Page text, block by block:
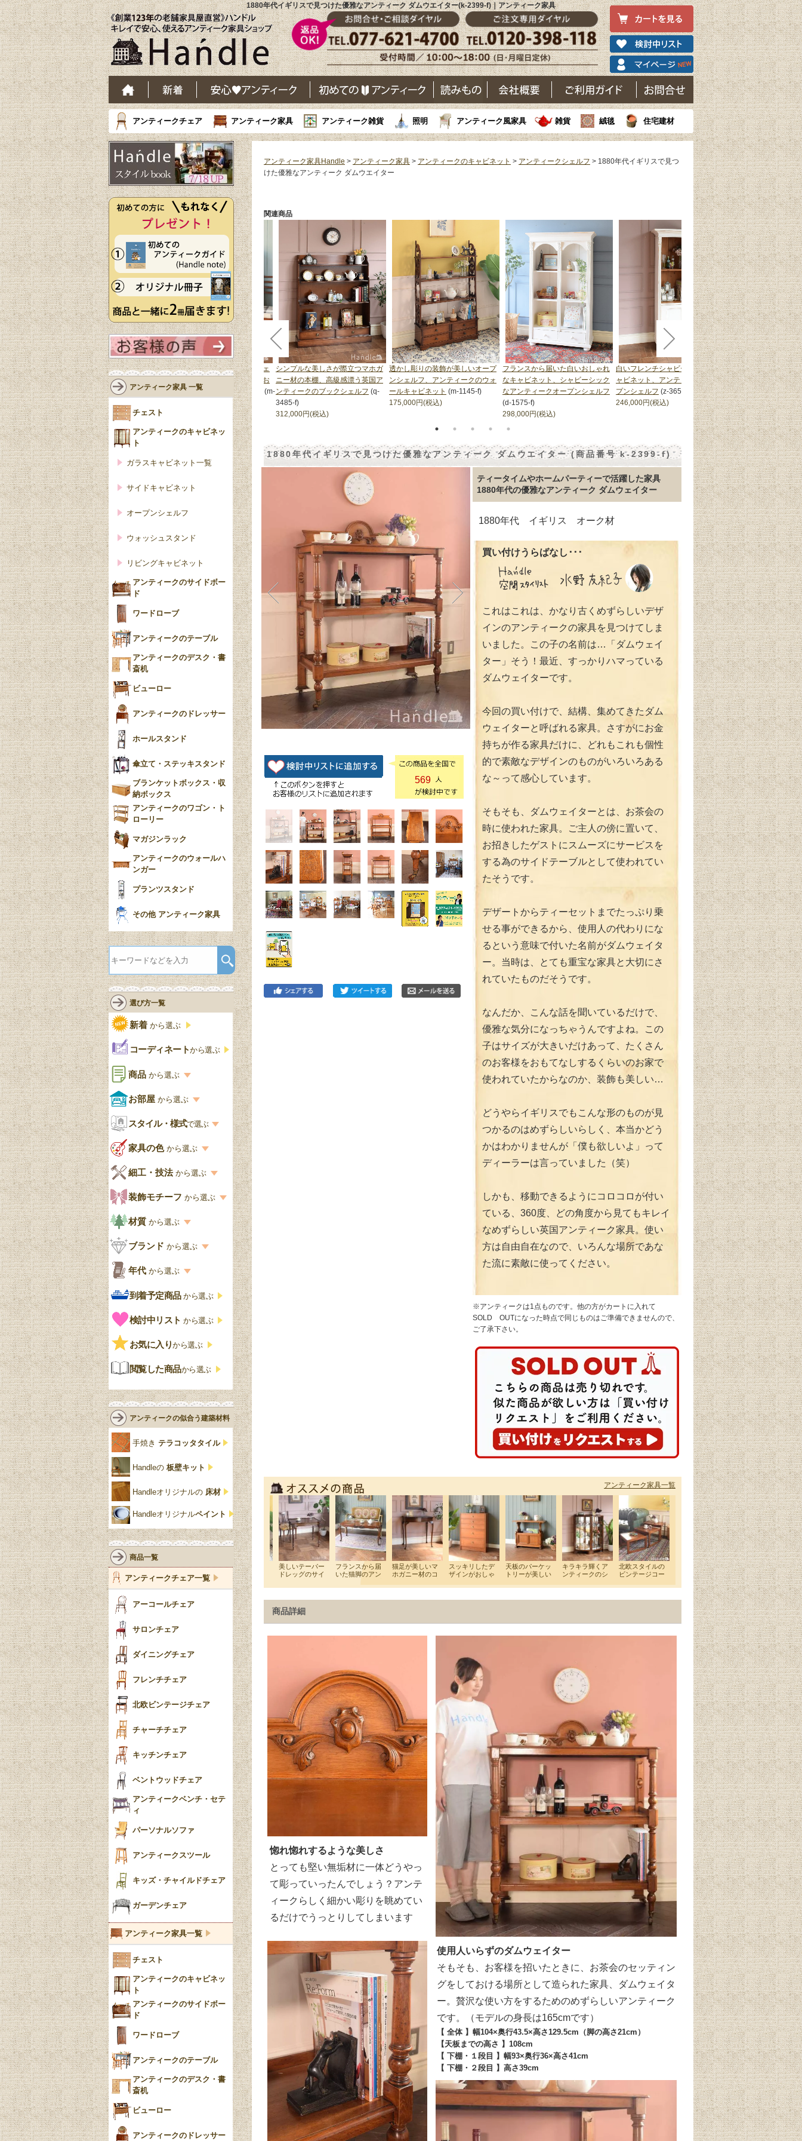
1880年代イギリスで見つけた優雅なアンティーク ダムウエイター(k-2399-f)｜アンティーク家具
アンティークチェア アンティーク家具 アンティーク雑貨 照明 アンティーク風家具 雑貨 絨毯 住宅建材
アンティーク家具Handle > アンティーク家具 > アンティークのキャビネット > アンティークシェルフ > 1880年代イギリスで見つ
けた優雅なアンティーク ダムウエイター
関連商品
いおしゃれ
ビーシック
ンシェルフ
白いフレンチシャビーシックなキ
ャビネット、アンティークのオー
プンシェルフ (z-365-f)
246,000円(税込)
北欧スタイルのヴィンテージシェ
ルフ、ビューローとして使えるお
しゃれなオープンキャビネット
(m-
シンプルな美しさが際立つマホガ
ニー材の本棚、高級感漂う英国ア
ンティークのブックシェルフ (q-
3485-f)
312,000円(税込)
透かし彫りの装飾が美しいオープ
ンシェルフ、アンティークのウォ
ールキャビネット (m-1145-f)
175,000円(税込)
フランスから届いた白いおしゃれ
なキャビネット、シャビーシック
なアンティークオープンシェルフ
(d-1575-f)
298,000円(税込)
白いフレンチシャビーシックなキ
ャビネット、アンティークのオー
プンシェルフ (z-365-f)
246,000円(税込)
北欧スタイルのヴィ
ルフ、ビューローと
しゃれなオープンキ
1295-f)
288,000円(税込)
1880年代イギリスで見つけた優雅なアンティーク ダムウエイター (商品番号 k-2399-f)
569
ティータイムやホームパーティーで活躍した家具
1880年代の優雅なアンティーク ダムウェイター
1880年代 イギリス オーク材
買い付けうらばなし･･･
これはこれは、かなり古くめずらしいデザ
インのアンティークの家具を見つけてしま
いました。この子の名前は…「ダムウェイ
ター」そう！最近、すっかりハマっている
ダムウェイターです。
今回の買い付けで、結構、集めてきたダム
ウェイターと呼ばれる家具。さすがにお金
持ちが作る家具だけに、どれもこれも個性
的で素敵なデザインのものがいろいろある
な～って感心しています。
そもそも、ダムウェイターとは、お茶会の
時に使われた家具。ご主人の傍に置いて、
お招きしたゲストにスムーズにサービスを
する為のサイドテーブルとして使われてい
たそうです。
デザートからティーセットまでたっぷり乗
せる事ができるから、使用人の代わりにな
るという意味で付いた名前がダムウェイタ
ー。当時は、とても重宝な家具と大切にさ
れていたものだそうです。
なんだか、こんな話を聞いているだけで、
優雅な気分になっちゃうんですよね。この
子はサイズが大きいだけあって、たくさん
のお客様をおもてなしするくらいのお家で
使われていたからなのか、装飾も美しい…
どうやらイギリスでもこんな形のものが見
つかるのはめずらしいらしく、本当かどう
かはわかりませんが「僕も欲しいよ」って
ディーラーは言っていました（笑）
しかも、移動できるようにコロコロが付い
ている、360度、どの角度から見てもキレイ
なめずらしい英国アンティーク家具。使い
方は自由自在なので、いろんな場所であな
た流に素敵に使ってください。
※アンティークは1点ものです。他の方がカートに入れて
SOLD OUTになった時点で同じものはご準備できませんので、
ご了承下さい。
アンティーク家具一覧
商品詳細
惚れ惚れするような美しさ
とっても堅い無垢材に一体どうやっ
て彫っていったんでしょう？アンテ
ィークらしく細かい彫りを眺めてい
るだけでうっとりしてしまいます
使用人いらずのダムウェイター
そもそも、お客様を招いたときに、お茶会のセッティン
グをしておける場所として造られた家具、ダムウェイタ
ー。贅沢な使い方をするためのめずらしいアンティーク
です。（モデルの身長は165cmです）
【 全体 】幅104×奥行43.5×高さ129.5cm（脚の高さ21cm）
【天板までの高さ 】108cm
【 下棚・１段目 】幅93×奥行36×高さ41cm
【 下棚・２段目 】高さ39cm
アンティーク家具 一覧
チェスト
アンティークのキャビネッ
ト
ガラスキャビネット一覧
サイドキャビネット
オープンシェルフ
ウォッシュスタンド
リビングキャビネット
アンティークのサイドボー
ド
ワードローブ
アンティークのテーブル
アンティークのデスク・書
斎机
ビューロー
アンティークのドレッサー
ホールスタンド
傘立て・ステッキスタンド
ブランケットボックス・収
納ボックス
アンティークのワゴン・ト
ローリー
マガジンラック
アンティークのウォールハ
ンガー
プランツスタンド
その他 アンティーク家具
選び方一覧
新着 から選ぶ
コーディネートから選ぶ
商品 から選ぶ
商品一覧を見る
収納家具
書棚
デスクおしゃれ
食器棚おしゃれ
木製ワゴン
ェア
洋服タンス
チェストおしゃれ
クローゼット
鏡台
花台
仏壇おしゃれ
靴箱収納
スリッパ収納
壁掛け家具
パーテーション・間
仕切り
ガーデンファニチャ
ー
ミラー
花瓶おしゃれ
陶器の人形
キャンドルホルダー
お部屋 から選ぶ
お部屋から選ぶ一覧
リビング
キッチン・ダイニング
スタイル・様式で選ぶ
スタイル一覧
英国アンティーク
英国クラシック
式
エリザベス様式
ジャコビアン
ロココ様式
ミッドセンチュリー
アールデコ
家具の色から選ぶ
家具の色一覧
カスタード色
アップルパイ色
白・ホワイト
黒・ブラック
細工・技法 から選ぶ
細工・技法の一覧
象嵌・マーケットリー
寄木・パーケットリー
装飾モチーフ から選ぶ
模様の一覧
ペディメント
コーニス
グ
ストラップワーク
雷文
ビーディング
リネンフォールド
ルネット
アカンサス
パイクラスト
脚のモチーフ一覧
ターニングレッグ
バルボスレッグ
ボビンターニング
ツイスト
トライポッド
バラスター
陶磁器の模様一覧
イマリ（IMARI）
ブルー＆ホワイト
ブルーウィローパターン
Blue）
YUAN
チンツ
クリノリン
材質 から選ぶ
材質の一覧
オーク材
マホガニー
ローズウッド材
サテンウッド材
ブランド から選ぶ
ブランド一覧
Handleオリジナル
ウィリアムモリス
ロイドルーム
コントワールドファミー
ユ
ジェニファーテイラー
チェスターフィールド
リリパットレーン
アングルポイズ
ウォーカー＆ホール
年代 から選ぶ
年代別の一覧
アンティーク
ビンテージ
到着予定商品から選ぶ
検討中リスト から選ぶ
お気に入りから選ぶ
閲覧した商品から選ぶ
アンティークの似合う建築材料
手焼き テラコッタタイル
Handleの 板壁キット
Handleオリジナルの 床材
Handleオリジナルペイント
商品一覧
アンティークチェア一覧
アーコールチェア
サロンチェア
ダイニングチェア
フレンチチェア
北欧ビンテージチェア
チャーチチェア
キッチンチェア
ベントウッドチェア
アンティークベンチ・セテ
ィ
パーソナルソファ
アンティークスツール
キッズ・チャイルドチェア
ガーデンチェア
アンティーク家具一覧
チェスト
アンティークのキャビネッ
ト
アンティークのサイドボー
ド
ワードローブ
アンティークのテーブル
アンティークのデスク・書
斎机
ビューロー
アンティークのドレッサー